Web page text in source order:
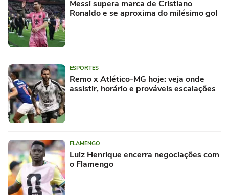
Messi supera marca de Cristiano
Ronaldo e se aproxima do milésimo gol
ESPORTES
Remo x Atlético-MG hoje: veja onde
assistir, horário e prováveis escalações
FLAMENGO
Luiz Henrique encerra negociações com
o Flamengo